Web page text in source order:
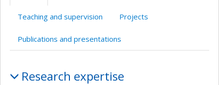
Teaching and supervision Projects
Publications and presentations
Research expertise